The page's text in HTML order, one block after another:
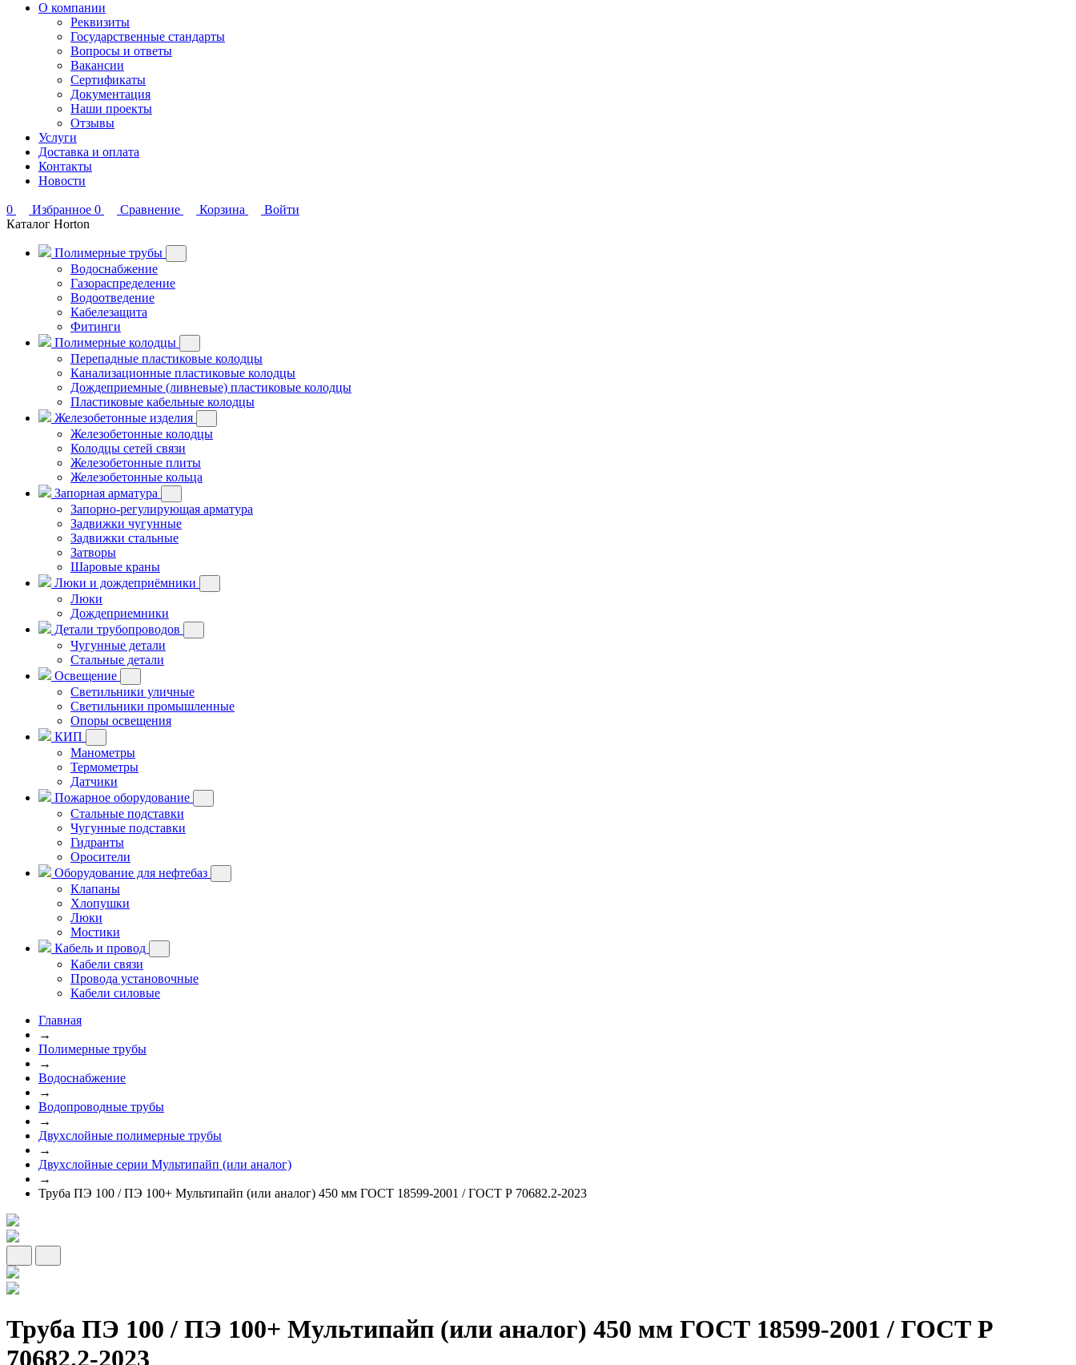
О компании
Реквизиты
Государственные стандарты
Вопросы и ответы
Вакансии
Сертификаты
Документация
Наши проекты
Отзывы
Услуги
Доставка и оплата
Контакты
Новости
0 Избранное 0 Сравнение Корзина
Войти
Каталог Horton
Полимерные трубы
Водоснабжение
Газораспределение
Водоотведение
Кабелезащита
Фитинги
Полимерные колодцы
Перепадные пластиковые колодцы
Канализационные пластиковые колодцы
Дождеприемные (ливневые) пластиковые колодцы
Пластиковые кабельные колодцы
Железобетонные изделия
Железобетонные колодцы
Колодцы сетей связи
Железобетонные плиты
Железобетонные кольца
Запорная арматура
Запорно-регулирующая арматура
Задвижки чугунные
Задвижки стальные
Затворы
Шаровые краны
Люки и дождеприёмники
Люки
Дождеприемники
Детали трубопроводов
Чугунные детали
Стальные детали
Освещение
Светильники уличные
Светильники промышленные
Опоры освещения
КИП
Манометры
Термометры
Датчики
Пожарное оборудование
Стальные подставки
Чугунные подставки
Гидранты
Оросители
Оборудование для нефтебаз
Клапаны
Хлопушки
Люки
Мостики
Кабель и провод
Кабели связи
Провода установочные
Кабели силовые
Главная
→
Полимерные трубы
→
Водоснабжение
→
Водопроводные трубы
→
Двухслойные полимерные трубы
→
Двухслойные серии Мультипайп (или аналог)
→
Труба ПЭ 100 / ПЭ 100+ Мультипайп (или аналог) 450 мм ГОСТ 18599-2001 / ГОСТ Р 70682.2-2023
Труба ПЭ 100 / ПЭ 100+ Мультипайп (или аналог) 450 мм ГОСТ 18599-2001 / ГОСТ Р
70682.2-2023